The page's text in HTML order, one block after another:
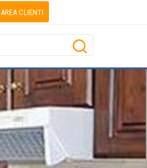
AREA CLIENTI